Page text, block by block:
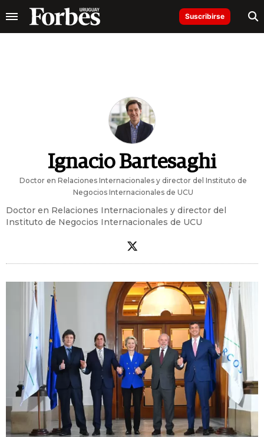
Suscribirse
Ignacio Bartesaghi
Doctor en Relaciones Internacionales y director del Instituto de
Negocios Internacionales de UCU
Doctor en Relaciones Internacionales y director del
Instituto de Negocios Internacionales de UCU